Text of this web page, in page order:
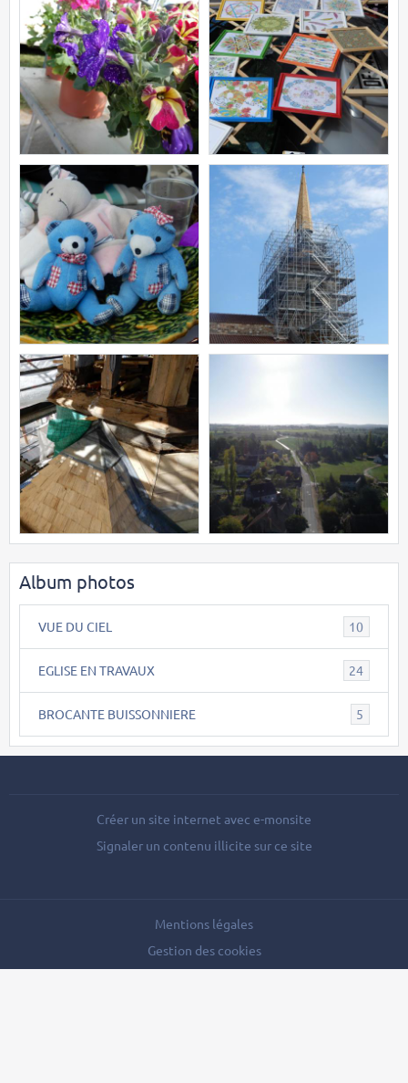
Album photos
VUE DU CIEL 10
EGLISE EN TRAVAUX 24
BROCANTE BUISSONNIERE 5
Créer un site internet avec e-monsite
Signaler un contenu illicite sur ce site
Mentions légales
Gestion des cookies